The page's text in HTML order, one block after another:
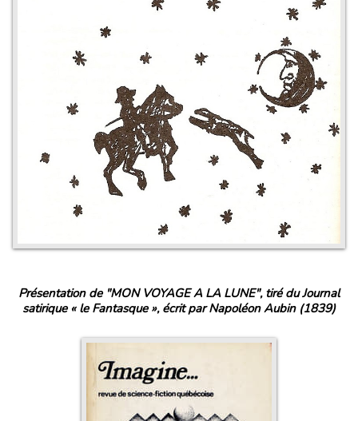
Présentation de "MON VOYAGE A LA LUNE", tiré du Journal
satirique « le Fantasque », écrit par Napoléon Aubin (1839)